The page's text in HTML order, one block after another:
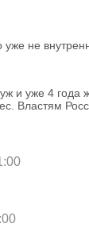
не
и уже 4 года
Властям